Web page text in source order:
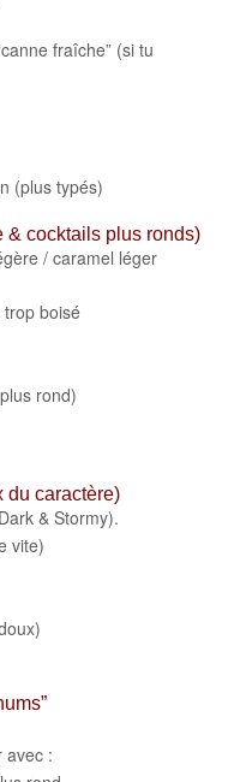
fraîche” (si tu
(plus typés)
& cocktails plus ronds)
/ caramel léger
boisé
rond)
du caractère)
& Stormy).
vite)
avec :